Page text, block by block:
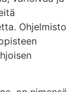
Ohjelmisto